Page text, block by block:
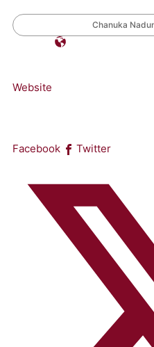
Chanuka
Website
Facebook Twitter